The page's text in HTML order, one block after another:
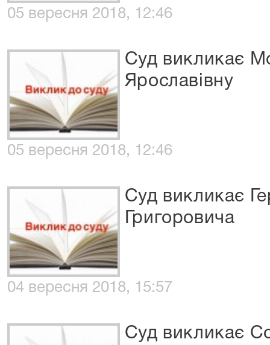
05 вересня 2018, 12:46
Суд викликає
Ярославівну
05 вересня 2018, 12:46
Суд викликає
Григоровича
04 вересня 2018, 15:57
Суд викликає